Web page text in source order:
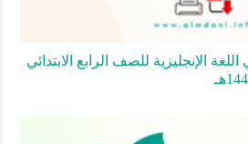
الإنجليزية للصف الرابع الابتدائي